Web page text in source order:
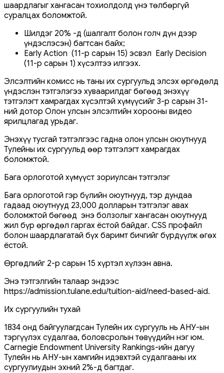
шаардлагыг хангасан тохиолдолд үнэ төлбөргүй
суралцах боломжтой.
Шилдэг 20% -д (шалгалт болон голч дүн дээр
үндэслэсэн) багтсан байх;
Early Action (11-р сарын 15) эсвэл Early Decision
(11-р сарын 1) хүсэлтээ илгээх.
Элсэлтийн комисс нь таны их сургуульд элсэх өргөдөлд
үндэслэн тэтгэлэгээ хуваарилдаг бөгөөд энэхүү
тэтгэлэгт хамрагдах хүсэлтэй хүмүүсийг 3-р сарын 31-
ний дотор Олон улсын элсэлтийн хорооны видео
ярилцлагад урьдаг.
Энэхүү тусгай тэтгэлгээс гадна олон улсын оюутнууд
Тулейны их сургуульд өөр тэтгэлэгт хамрагдах
боломжтой.
Бага орлоготой хүмүүст зориулсан тэтгэлэг
Бага орлоготой гэр бүлийн оюутнууд, тэр дундаа
гадаад оюутнууд 23,000 долларын тэтгэлэг авах
боломжтой бөгөөд энэ болзолыг хангасан оюутнууд
жил бүр өргөдөл гаргах ёстой байдаг. CSS профайл
болон шаардлагатай бүх баримт бичгийг бүрдүүлж өгөх
ёстой.
Өргөдлийг 2-р сарын 15 хүртэл хүлээн авна.
Энэ тэтгэлгийн талаар эндээс
https://admission.tulane.edu/tuition-aid/need-based-aid.
Их сургуулийн тухай
1834 онд байгуулагдсан Тулейн их сургууль нь АНУ-ын
тэргүүлэх судалгаа, боловсролын төвүүдийн нэг юм.
Carnegie Endowment University Rankings-ийн дагуу
Тулейн нь АНУ-ын хамгийн идэвхтэй судалгааны их
сургуулиудын эхний 2%-д багтдаг.